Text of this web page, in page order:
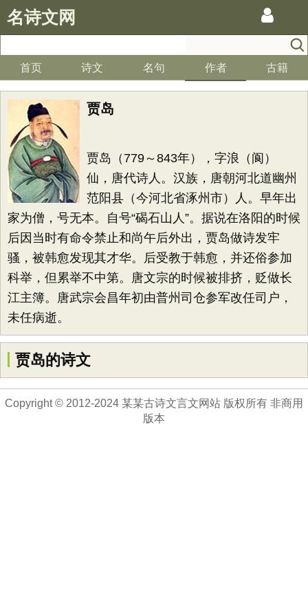
名诗文网
首页 诗文 名句 作者 古籍
贾岛
贾岛（779～843年），字浪（阆）
仙，唐代诗人。汉族，唐朝河北道幽州
范阳县（今河北省涿州市）人。早年出
家为僧，号无本。自号“碣石山人”。据说在洛阳的时候
后因当时有命令禁止和尚午后外出，贾岛做诗发牢
骚，被韩愈发现其才华。后受教于韩愈，并还俗参加
科举，但累举不中第。唐文宗的时候被排挤，贬做长
江主簿。唐武宗会昌年初由普州司仓参军改任司户，
未任病逝。
贾岛的诗文
Copyright © 2012-2024 某某古诗文言文网站 版权所有 非商用
版本